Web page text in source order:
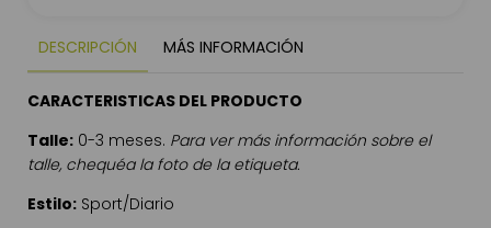
DESCRIPCIÓN MÁS INFORMACIÓN
CARACTERISTICAS DEL PRODUCTO
Talle: 0-3 meses. Para ver más información sobre el
talle, chequéa la foto de la etiqueta.
Estilo: Sport/Diario